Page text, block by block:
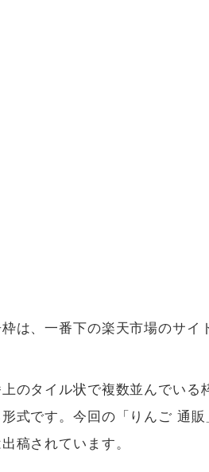
は、一番下の楽天市場のサイ
のタイル状で複数並んでいる
式です。今回の「りんご 通
稿されています。